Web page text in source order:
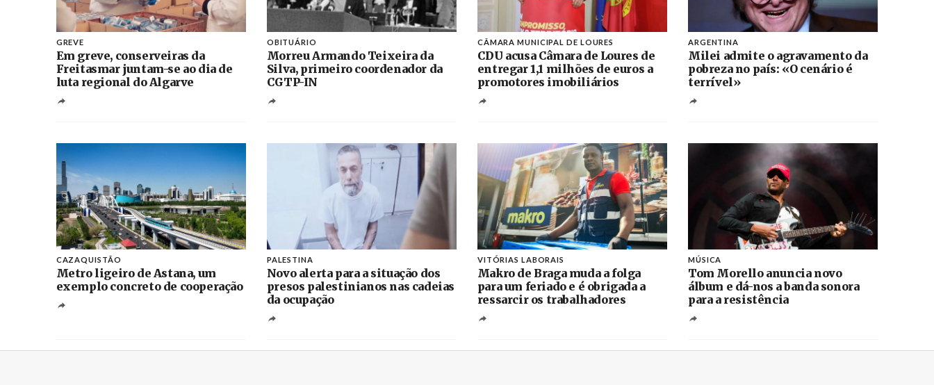
GREVE
Em greve, conserveiras da
Freitasmar juntam-se ao dia de
luta regional do Algarve
OBITUÁRIO
Morreu Armando Teixeira da
Silva, primeiro coordenador da
CGTP-IN
CÂMARA MUNICIPAL DE LOURES
CDU acusa Câmara de Loures de
entregar 1,1 milhões de euros a
promotores imobiliários
ARGENTINA
Milei admite o agravamento da
pobreza no país: «O cenário é
terrível»
CAZAQUISTÃO
Metro ligeiro de Astana, um
exemplo concreto de cooperação
PALESTINA
Novo alerta para a situação dos
presos palestinianos nas cadeias
da ocupação
VITÓRIAS LABORAIS
Makro de Braga muda a folga
para um feriado e é obrigada a
ressarcir os trabalhadores
MÚSICA
Tom Morello anuncia novo
álbum e dá-nos a banda sonora
para a resistência